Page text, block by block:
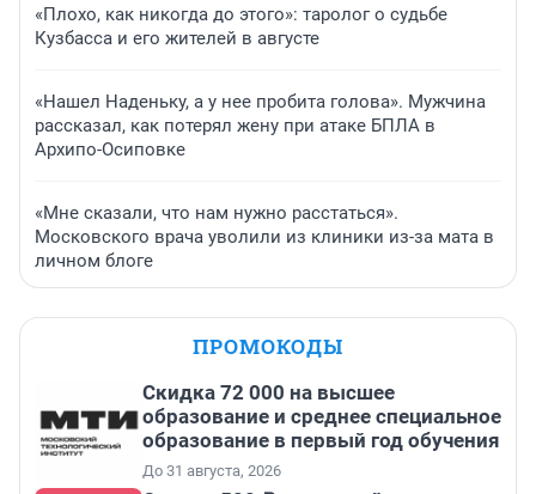
«Плохо, как никогда до этого»: таролог о судьбе
Кузбасса и его жителей в августе
«Нашел Наденьку, а у нее пробита голова». Мужчина
рассказал, как потерял жену при атаке БПЛА в
Архипо-Осиповке
«Мне сказали, что нам нужно расстаться».
Московского врача уволили из клиники из-за мата в
личном блоге
ПРОМОКОДЫ
Скидка 72 000 на высшее
образование и среднее специальное
образование в первый год обучения
До 31 августа, 2026